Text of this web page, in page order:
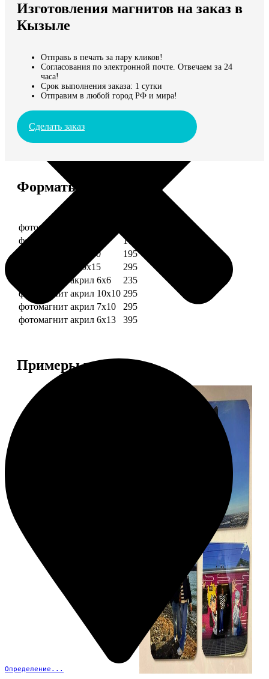
Мы доставляем по всему миру
Продолжить без города
Определение...
Изготовления магнитов на заказ в
Кызыле
Отправь в печать за пару кликов!
Согласования по электронной почте. Отвечаем за 24
часа!
Срок выполнения заказа: 1 сутки
Отправим в любой город РФ и мира!
Сделать заказ
Форматы и цены
Услуга
фотомагниты 6х6
фотомагнит 7х10
175
фотомагниты 10х10
195
фотомагниты 10х15
295
фотомагнит акрил 6х6
235
фотомагнит акрил 10х10 295
фотомагнит акрил 7х10
295
фотомагнит акрил 6х13
395
Примеры работ